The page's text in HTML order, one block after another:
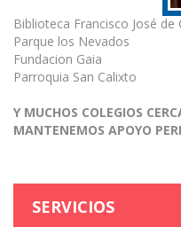
Biblioteca Francisco José de
Parque los Nevados
Fundacion Gaia
Parroquia San Calixto
Y MUCHOS COLEGIOS
MANTENEMOS APOYO
SERVICIOS